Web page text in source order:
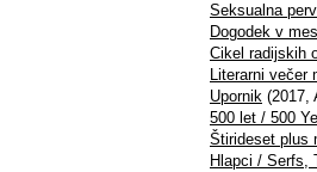
Seksualna
Dogodek v
Cikel radijskih
Literarni večer
Upornik (2017,
500 let / 500
Štirideset plus
Hlapci / Serfs,